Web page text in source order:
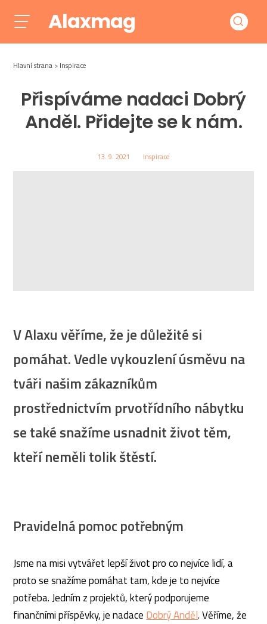
Alaxmag
Hlavní strana Inspirace
Přispíváme nadaci Dobrý
Anděl. Přidejte se k nám.
13. 9. 2021 Inspirace
V Alaxu věříme, že je důležité si
pomáhat. Vedle vykouzlení úsměvu na
tváři našim zákazníkům
prostřednictvím prvotřídního nábytku
se také snažíme usnadnit život těm,
kteří neměli tolik štěstí.
Pravidelná pomoc potřebným
Jsme na misi vytvářet lepší život pro co nejvíce lidí, a
proto se snažíme pomáhat tam, kde je to nejvíce
potřeba. Jedním z projektů, který podporujeme
finančními příspěvky, je nadaceDobrý Anděl. Věříme, že